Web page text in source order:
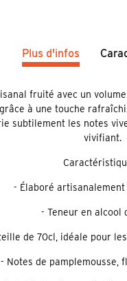
Plus d'infos
fruité avec un
à une touche
subtilement les notes
vivifiant.
- Élaboré
- Teneur en alcool
de 70cl, idéale pour
- Notes de pamplemousse,